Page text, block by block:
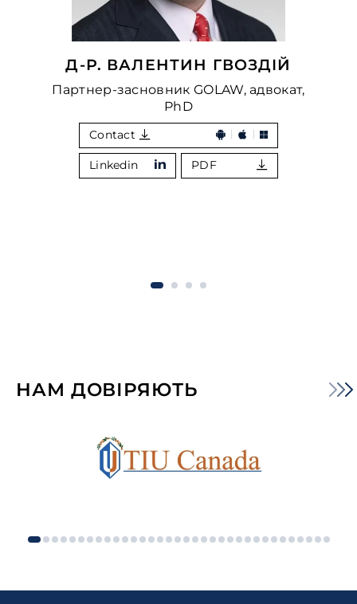
Д-Р. ВАЛЕНТИН ГВОЗДІЙ
Партнер-засновник GOLAW, адвокат,
PhD
Contact
Linkedin PDF
НАМ ДОВІРЯЮТЬ